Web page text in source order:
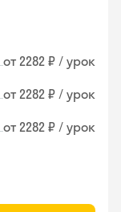
от 2282 ₽ / урок
от 2282 ₽ / урок
от 2282 ₽ / урок